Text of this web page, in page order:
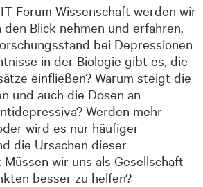
Forum Wissenschaft werden wir
Blick nehmen und erfahren,
bei Depressionen
in der Biologie gibt es, die
einfließen? Warum steigt die
und auch die Dosen an
Werden mehr
wird es nur häufiger
die Ursachen dieser
wir uns als Gesellschaft
besser zu helfen?